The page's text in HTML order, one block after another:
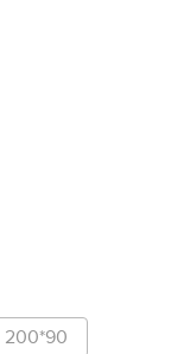
200*90